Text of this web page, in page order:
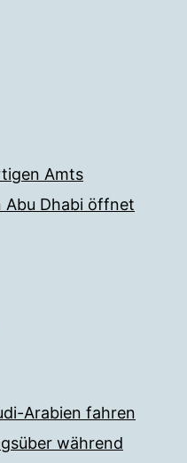
Amts
Abu Dhabi öffnet
Arabien fahren
während